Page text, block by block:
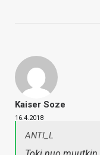
Kaiser Soze
16.4.2018
ANTI_L